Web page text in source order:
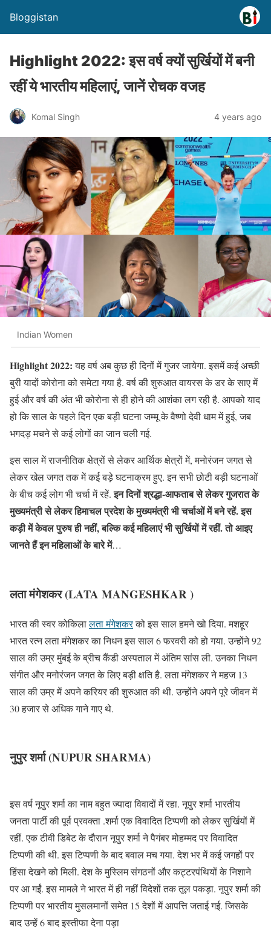
Bloggistan
Highlight 2022: इस वर्ष क्यों सुर्खियों में बनी
रहीं ये भारतीय महिलाएं, जानें रोचक वजह
Komal Singh 4 years ago
Indian Women
Highlight 2022:यह वर्ष अब कुछ ही दिनों में गुजर जायेगा. इसमें कई अच्छी
बुरी यादों कोरोना को समेटा गया है. वर्ष की शुरुआत वायरस के डर के साए में
हुई और वर्ष की अंत भी कोरोना से ही होने की आशंका लग रही है. आपको याद
हो कि साल के पहले दिन एक बड़ी घटना जम्मू के वैष्णो देवी धाम में हुई, जब
भगदड़ मचने से कई लोगों का जान चली गई.
इस साल में राजनीतिक क्षेत्रों से लेकर आर्थिक क्षेत्रों में, मनोरंजन जगत से
लेकर खेल जगत तक में कई बड़े घटनाक्रम हुए. इन सभी छोटी बड़ी घटनाओं
के बीच कई लोग भी चर्चा में रहें.इन दिनों श्रद्धा-आफताब से लेकर गुजरात के
मुख्यमंत्री से लेकर हिमाचल प्रदेश के मुख्यमंत्री भी चर्चाओं में बने रहें. इस
कड़ी में केवल पुरुष ही नहीं, बल्कि कई महिलाएं भी सुर्खियों में रहीं. तो आइए
जानते हैं इन महिलाओं के बारे में…
लता मंगेशकर (LATA MANGESHKAR )
भारत की स्वर कोकिलालता मंगेशकरको इस साल हमने खो दिया. मशहूर
भारत रत्न लता मंगेशकर का निधन इस साल 6 फरवरी को हो गया. उन्होंने 92
साल की उम्र मुंबई के ब्रीच कैंडी अस्पताल में अंतिम सांस ली. उनका निधन
संगीत और मनोरंजन जगत के लिए बड़ी क्षति है. लता मंगेशकर ने महज 13
साल की उम्र में अपने करियर की शुरुआत की थी. उन्होंने अपने पूरे जीवन में
30 हजार से अधिक गाने गाए थे.
नुपुर शर्मा (NUPUR SHARMA)
इस वर्ष नूपुर शर्मा का नाम बहुत ज्यादा विवादों में रहा. नूपुर शर्मा भारतीय
जनता पार्टी की पूर्व प्रवक्ता .शर्मा एक विवादित टिप्पणी को लेकर सुर्खियों में
रहीं. एक टीवी डिबेट के दौरान नूपुर शर्मा ने पैगंबर मोहम्मद पर विवादित
टिप्पणी की थी. इस टिप्पणी के बाद बवाल मच गया. देश भर में कई जगहों पर
हिंसा देखने को मिली. देश के मुस्लिम संगठनों और कट्टरपंथियों के निशाने
पर आ गईं. इस मामले ने भारत में ही नहीं विदेशों तक तूल पकड़ा. नूपुर शर्मा की
टिप्पणी पर भारतीय मुसलमानों समेत 15 देशों में आपत्ति जताई गई. जिसके
बाद उन्हें 6 बाद इस्तीफा देना पड़ा